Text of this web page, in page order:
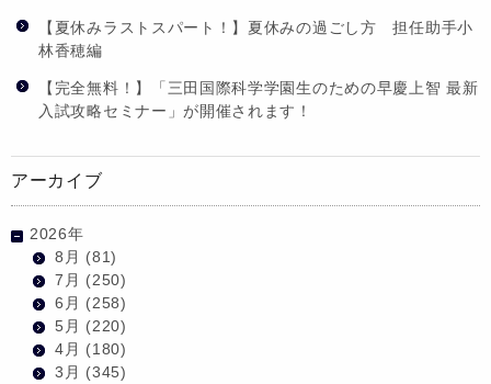
【夏休みラストスパート！】夏休みの過ごし方 担任助手小
林香穂編
【完全無料！】「三田国際科学学園生のための早慶上智 最新
入試攻略セミナー」が開催されます！
アーカイブ
2026年
8月 (81)
7月 (250)
6月 (258)
5月 (220)
4月 (180)
3月 (345)